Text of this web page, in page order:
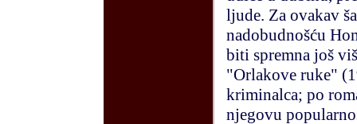
ljude. Za ovakav
nadobudnošću
biti spremna još
"Orlakove ruke"
kriminalca; po
njegovu